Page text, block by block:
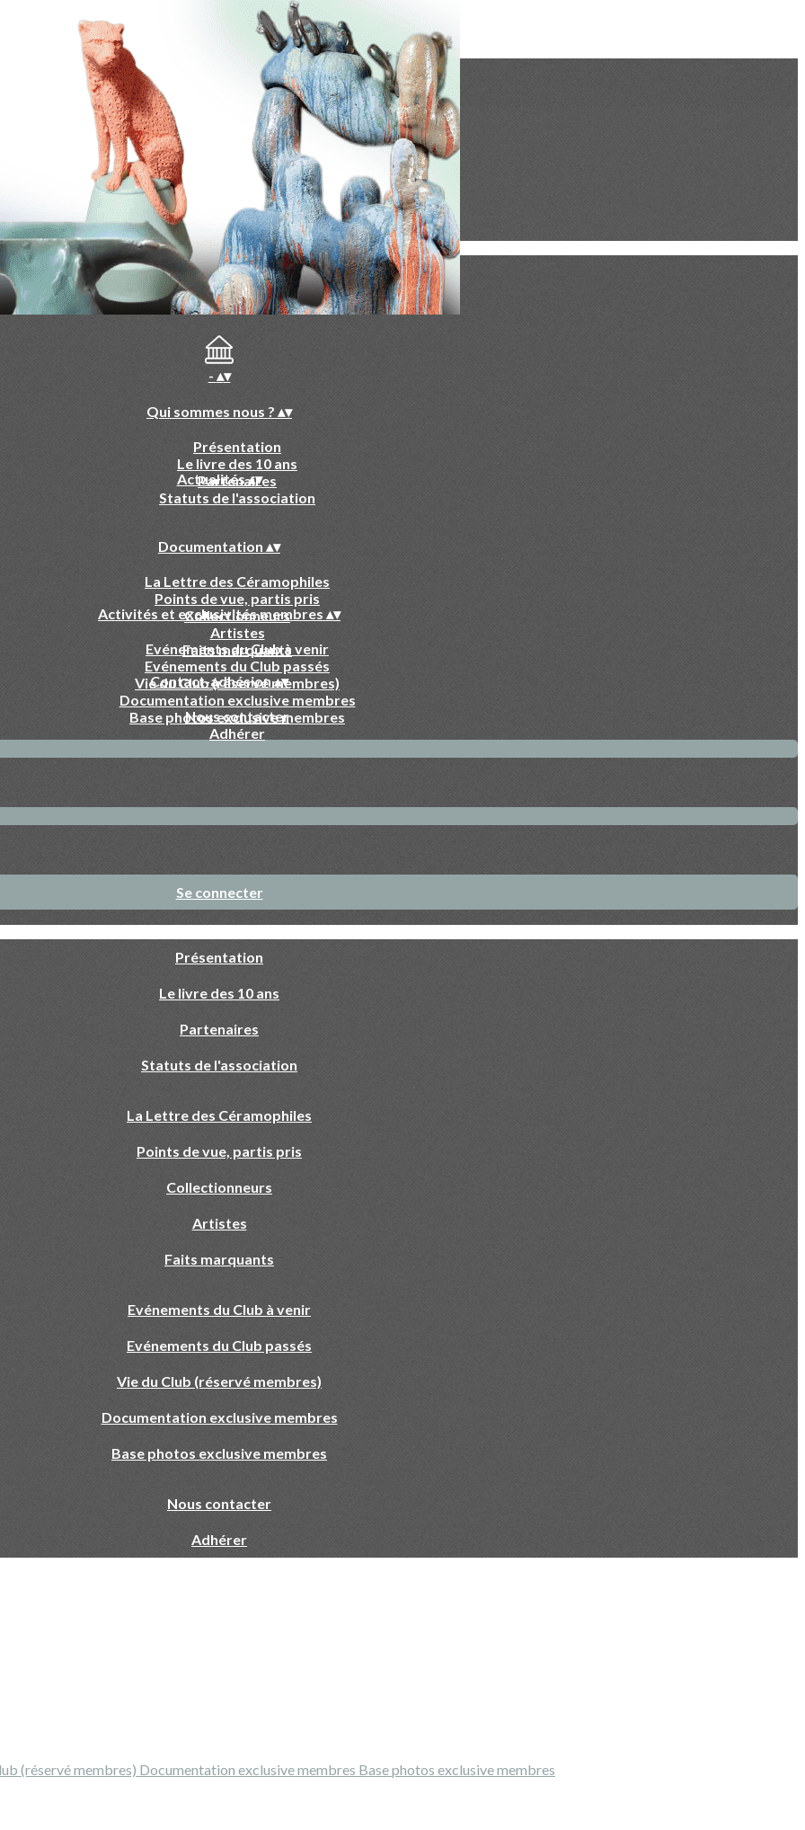
- ▴▾
Qui sommes nous ? ▴▾
Présentation
Le livre des 10 ans
Partenaires
Statuts de l'association
Actualités▴▾
Documentation ▴▾
La Lettre des Céramophiles
Points de vue, partis pris
Collectionneurs
Artistes
Faits marquants
Activités et exclusivités membres ▴▾
Evénements du Club à venir
Evénements du Club passés
Vie du Club (réservé membres)
Documentation exclusive membres
Base photos exclusive membres
Contact-adhésion▴▾
Nous contacter
Adhérer
Se connecter
Présentation
Le livre des 10 ans
Partenaires
Statuts de l'association
La Lettre des Céramophiles
Points de vue, partis pris
Collectionneurs
Artistes
Faits marquants
Evénements du Club à venir
Evénements du Club passés
Vie du Club (réservé membres)
Documentation exclusive membres
Base photos exclusive membres
Nous contacter
Adhérer
(réservé membres) Documentation exclusive membres Base photos exclusive membres